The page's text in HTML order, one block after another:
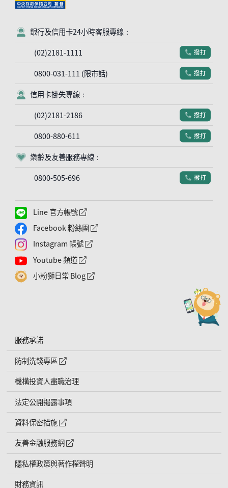
客服符號
銀行及信用卡24小時客服專線：
(02)2181-1111
電話符號
撥打
0800-031-111 (限市話) 電話符號
撥打
客服符號
信用卡掛失專線：
(02)2181-2186
電話符號
撥打
0800-880-611 電話符號
撥打
客服符號
樂齡及友善服務專線：
0800-505-696
電話符號
撥打
Line 官方帳號 外網連結符號
Facebook 粉絲團 外網連結符號
Instagram 帳號 外網連結符號
Youtube 頻道 外網連結符號
小粉獅日常 Blog 外網連結符號
服務承諾
防制洗錢專區
外網連結符號
機構投資人盡職治理
法定公開揭露事項
資料保密措施
外網連結符號
友善金融服務網 外網連結符號
隱私權政策與著作權聲明
財務資訊